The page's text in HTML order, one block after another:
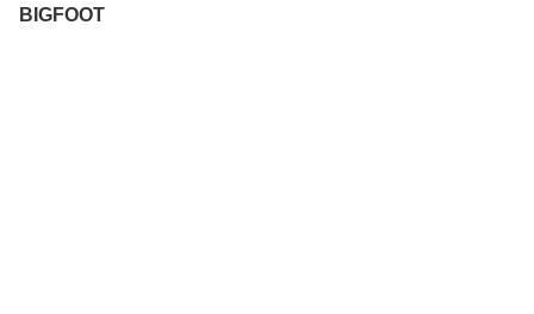
BIGFOOT